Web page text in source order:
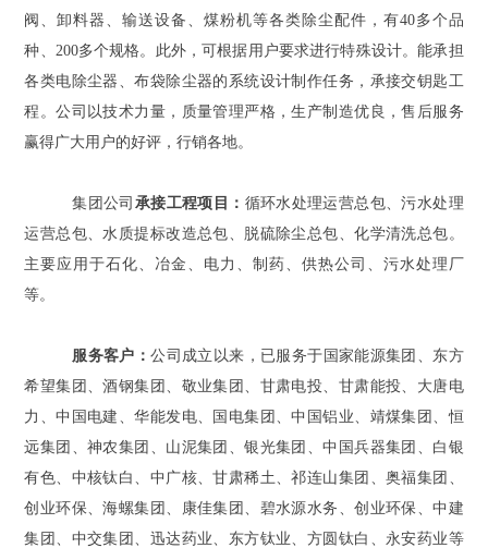
阀、卸料器、输送设备、煤粉机等各类除尘配件，有40多个品
种、200多个规格。此外，可根据用户要求进行特殊设计。能承担
各类电除尘器、布袋除尘器的系统设计制作任务，承接交钥匙工
程。公司以技术力量，质量管理严格，生产制造优良，售后服务
赢得广大用户的好评，行销各地。
集团公司 承接工程项目： 循环水处理运营总包、污水处理
运营总包、水质提标改造总包、脱硫除尘总包、化学清洗总包。
主要应用于石化、冶金、电力、制药、供热公司、污水处理厂
等。
服务客户：公司成立以来，已服务于国家能源集团、东方
希望集团、酒钢集团、敬业集团、甘肃电投、甘肃能投、大唐电
力、中国电建、华能发电、国电集团、中国铝业、靖煤集团、恒
远集团、神农集团、山泥集团、银光集团、中国兵器集团、白银
有色、中核钛白、中广核、甘肃稀土、祁连山集团、奥福集团、
创业环保、海螺集团、康佳集团、碧水源水务、创业环保、中建
集团、中交集团、迅达药业、东方钛业、方圆钛白、永安药业等